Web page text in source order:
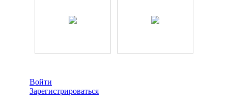
Войти
Зарегистрироваться